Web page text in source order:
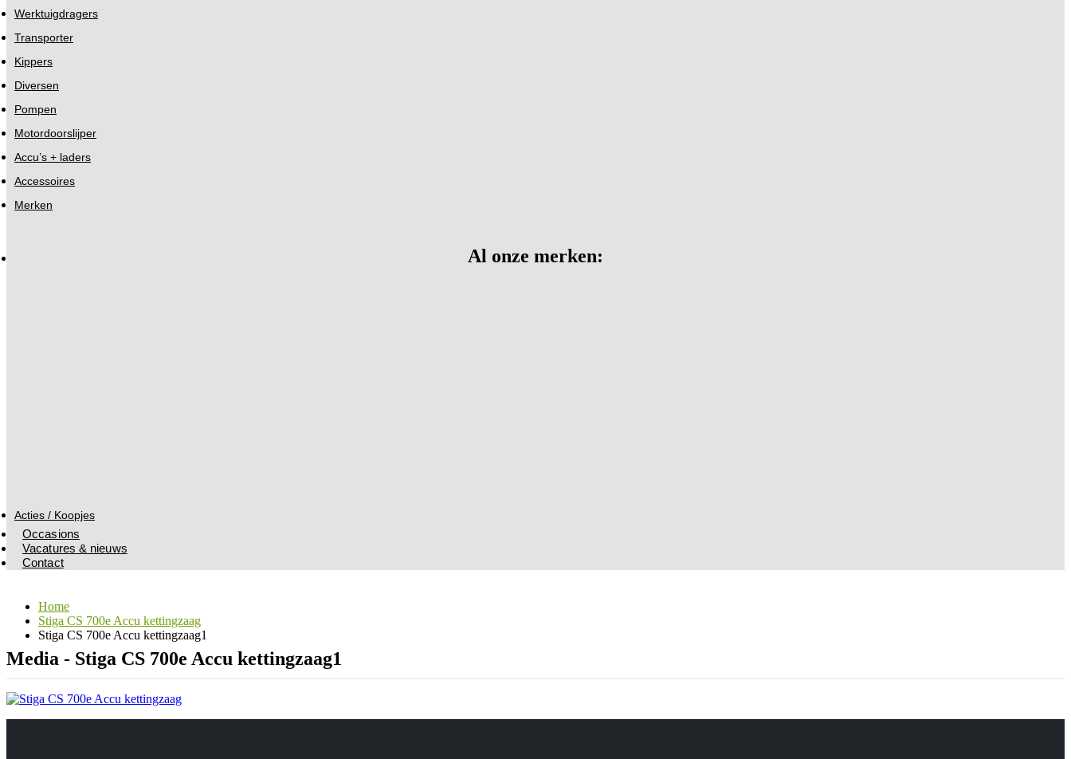
Werktuigdragers
Transporter
Kippers
Diversen
Pompen
Motordoorslijper
Accu’s + laders
Accessoires
Merken
Al onze merken:
Acties / Koopjes
Occasions
Vacatures & nieuws
Contact
Home
Stiga CS 700e Accu kettingzaag
Stiga CS 700e Accu kettingzaag1
Media - Stiga CS 700e Accu kettingzaag1